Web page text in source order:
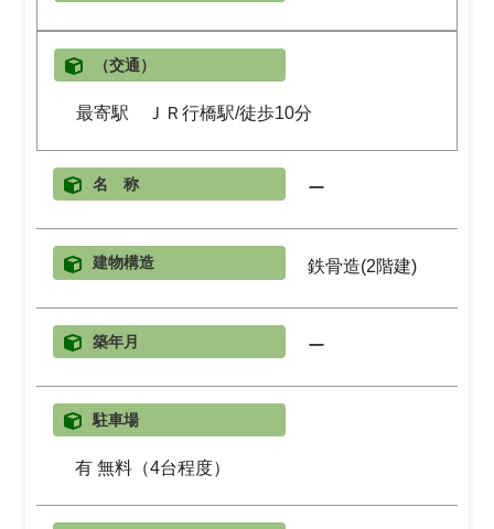
（交通）
最寄駅 ＪＲ行橋駅/徒歩10分
名 称 ー
建物構造 鉄骨造(2階建)
築年月 ー
駐車場
有 無料（4台程度）